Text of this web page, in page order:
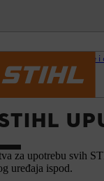
Usluge
za upotrebu svih
uređaja ispod.